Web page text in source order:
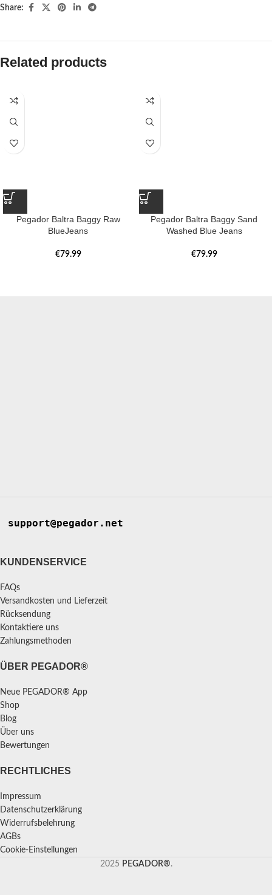
Share:
Related products
Pegador Baltra Baggy Raw
BlueJeans
€79.99
Pegador Baltra Baggy Sand
Washed Blue Jeans
€79.99
support@pegador.net
KUNDENSERVICE
FAQs
Versandkosten und Lieferzeit
Rücksendung
Kontaktiere uns
Zahlungsmethoden
ÜBER PEGADOR®
Neue PEGADOR® App
Shop
Blog
Über uns
Bewertungen
RECHTLICHES
Impressum
Datenschutzerklärung
Widerrufsbelehrung
AGBs
Cookie-Einstellungen
2025 PEGADOR®.